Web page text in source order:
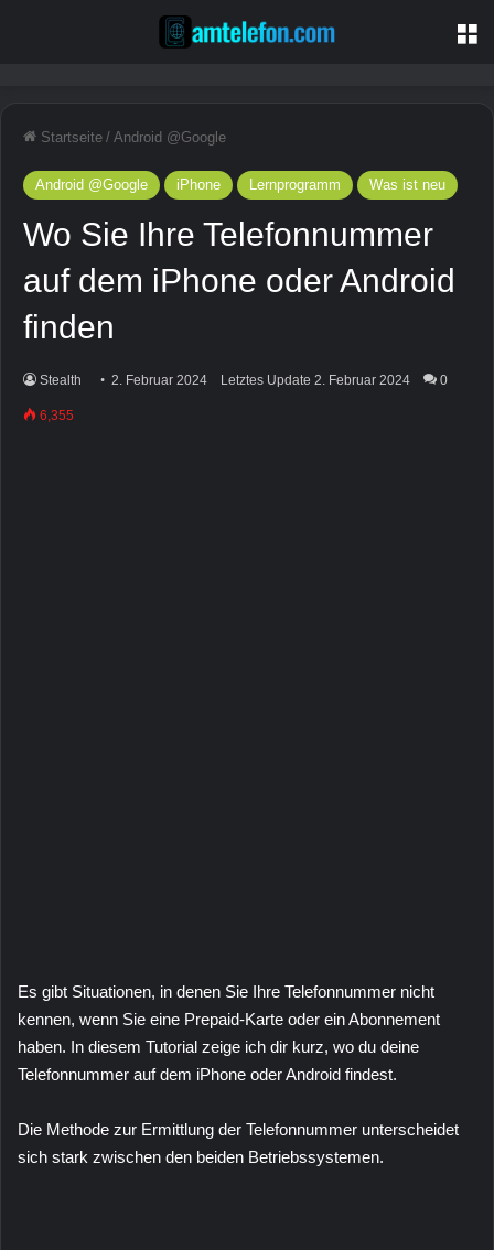
Startseite / Android @Google
Android @Google iPhone Lernprogramm Was ist neu
Wo Sie Ihre Telefonnummer
auf dem iPhone oder Android
finden
Stealth 2. Februar 2024 Letztes Update 2. Februar 2024 0
6,355
Es gibt Situationen, in denen Sie Ihre Telefonnummer nicht
kennen, wenn Sie eine Prepaid-Karte oder ein Abonnement
haben. In diesem Tutorial zeige ich dir kurz, wo du deine
Telefonnummer auf dem iPhone oder Android findest.
Die Methode zur Ermittlung der Telefonnummer unterscheidet
sich stark zwischen den beiden Betriebssystemen.